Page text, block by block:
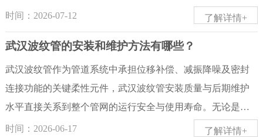
标对市政埋地排水波纹管有明确设计寿命标准，同时恶劣工
况、非标管材、不规范施工会大幅缩减服役周期，下面分三
层完整说明武汉波纹管的使用周期。首先，国标合格全新料
埋地塑料波纹管标准设计使用周期为 50 年，这是市政雨污管
网、小区排污工程通用设计基准。HDPE 双壁波纹管、钢带
增强螺旋波纹管在中性土壤、规范细砂回填、电热熔密封、
地下避光隔绝紫外线的理想工况下，可稳定达到 45-55 年；P
了解详情+
时间：2026-07-12
武汉波纹管的安装和维护方法有哪些？
武汉波纹管作为管道系统中承担位移补偿、减振降噪及密封
连接功能的关键柔性元件，武汉波纹管安装质量与后期维护
水平直接关系到整个管网的运行安全与使用寿命。无论是市
政给排水工程中广泛应用的HDPE双壁波纹管，还是建筑供水
了解详情+
时间：2026-06-17